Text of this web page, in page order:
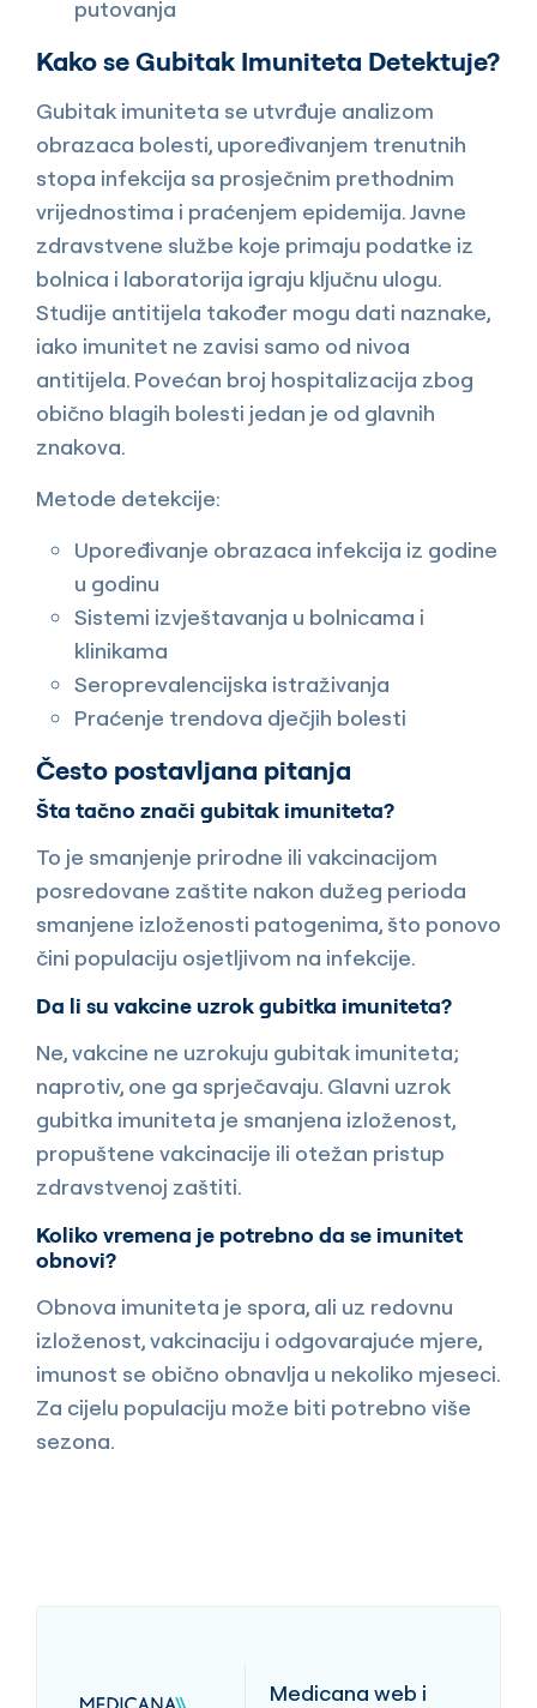
putovanja
Kako se Gubitak Imuniteta Detektuje?
Gubitak imuniteta se utvrđuje analizom
obrazaca bolesti, upoređivanjem trenutnih
stopa infekcija sa prosječnim prethodnim
vrijednostima i praćenjem epidemija. Javne
zdravstvene službe koje primaju podatke iz
bolnica i laboratorija igraju ključnu ulogu.
Studije antitijela također mogu dati naznake,
iako imunitet ne zavisi samo od nivoa
antitijela. Povećan broj hospitalizacija zbog
obično blagih bolesti jedan je od glavnih
znakova.
Metode detekcije:
Upoređivanje obrazaca infekcija iz godine
u godinu
Sistemi izvještavanja u bolnicama i
klinikama
Seroprevalencijska istraživanja
Praćenje trendova dječjih bolesti
Često postavljana pitanja
Šta tačno znači gubitak imuniteta?
To je smanjenje prirodne ili vakcinacijom
posredovane zaštite nakon dužeg perioda
smanjene izloženosti patogenima, što ponovo
čini populaciju osjetljivom na infekcije.
Da li su vakcine uzrok gubitka imuniteta?
Ne, vakcine ne uzrokuju gubitak imuniteta;
naprotiv, one ga sprječavaju. Glavni uzrok
gubitka imuniteta je smanjena izloženost,
propuštene vakcinacije ili otežan pristup
zdravstvenoj zaštiti.
Koliko vremena je potrebno da se imunitet
obnovi?
Obnova imuniteta je spora, ali uz redovnu
izloženost, vakcinaciju i odgovarajuće mjere,
imunost se obično obnavlja u nekoliko mjeseci.
Za cijelu populaciju može biti potrebno više
sezona.
Medicana web i